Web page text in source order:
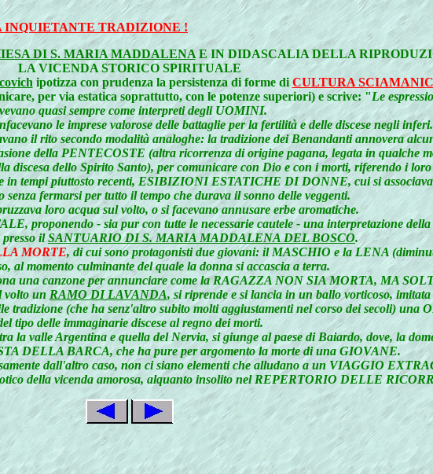
INQUIETANTE TRADIZIONE !
DI S. MARIA MADDALENAE IN DIDASCALIA DELLA
LA VICENDA STORICO SPIRITUALE
ipotizza con prudenza la persistenza di forme di CULTURA
per via estatica soprattutto, con le potenze superiori) e scrive: "Le
quasi sempre come interpreti degli UOMINI.
le imprese valorose delle battaglie per la fertilità e delle discese negli inferi.
il rito secondo modalità analoghe: la tradizione dei Benandanti annovera
della PENTECOSTE (altra ricorrenza di origine pagana, legata in qualche
discesa dello Spirito Santo), per comunicare con Dio e con i morti, riferendo i loro
tempi piuttosto recenti, ESIBIZIONI ESTATICHE DI DONNE, cui si
senza fermarsi per tutto il tempo che durava il sonno delle veggenti.
loro acqua sul volto, o si facevano annusare erbe aromatiche.
proponendo - sia pur con tutte le necessarie cautele - una interpretazione
presso ilSANTUARIO DI S. MARIA MADDALENA DEL BOSCO.
MORTE, di cui sono protagonisti due giovani: il MASCHIO e la LENA
al momento culminante del quale la donna si accascia a terra.
una canzone per annunciare come la RAGAZZA NON SIA MORTA, MA
volto un RAMO DI LAVANDA, si riprende e si lancia in un ballo vorticoso,
tradizione (che ha senz'altro subito molti aggiustamenti nel corso dei secoli)
tipo delle immaginarie discese al regno dei morti.
la valle Argentina e quella del Nervia, si giunge al paese di Baiardo, dove, la
DELLA BARCA, che ha pure per argomento la morte di una GIOVANE.
dall'altro caso, non ci siano elementi che alludano a un VIAGGIO
della vicenda amorosa, alquanto insolito nel REPERTORIO DELLE